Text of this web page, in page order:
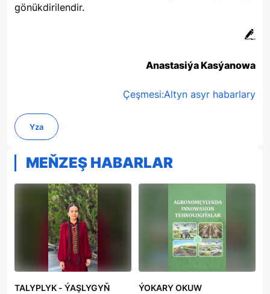
gönükdirilendir.
Anastasiýa Kasýanowa
Çeşmesi:Altyn asyr habarlary
Yza
MEŇZEŞ HABARLAR
TALYPLYK - ÝAŞLYGYŇ
ÝOKARY OKUW